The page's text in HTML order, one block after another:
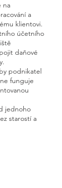
na
a
klientovi.
účetního
daňové
podnikatel
funguje
jednoho
starostí a